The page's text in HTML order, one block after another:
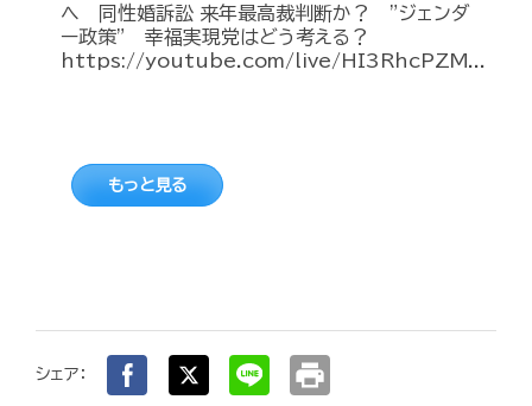
へ 同性婚訴訟 来年最高裁判断か？ ”ジェンダ
ー政策” 幸福実現党はどう考える？
https://youtube.com/live/HI3RhcPZM...
もっと見る
シェア： print